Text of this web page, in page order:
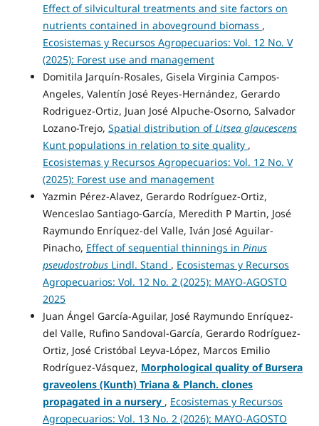
Effect of silvicultural treatments and site factors on
nutrients contained in aboveground biomass ,
Ecosistemas y Recursos Agropecuarios: Vol. 12 No. V
(2025): Forest use and management
Domitila Jarquín-Rosales, Gisela Virginia Campos-
Angeles, Valentín José Reyes-Hernández, Gerardo
Rodriguez-Ortiz, Juan José Alpuche-Osorno, Salvador
Lozano-Trejo, Spatial distribution ofLitsea glaucescens
Kunt populations in relation to site quality ,
Ecosistemas y Recursos Agropecuarios: Vol. 12 No. V
(2025): Forest use and management
Yazmin Pérez-Alavez, Gerardo Rodríguez-Ortiz,
Wenceslao Santiago-García, Meredith P Martin, José
Raymundo Enríquez-del Valle, Iván José Aguilar-
Pinacho, Effect of sequential thinnings in Pinus
pseudostrobusLindl. Stand , Ecosistemas y Recursos
Agropecuarios: Vol. 12 No. 2 (2025): MAYO-AGOSTO
2025
Juan Ángel García-Aguilar, José Raymundo Enríquez-
del Valle, Rufino Sandoval-García, Gerardo Rodríguez-
Ortiz, José Cristóbal Leyva-López, Marcos Emilio
Rodríguez-Vásquez, Morphological quality of Bursera
graveolens (Kunth) Triana & Planch. clones
propagated in a nursery , Ecosistemas y Recursos
Agropecuarios: Vol. 13 No. 2 (2026): MAYO-AGOSTO